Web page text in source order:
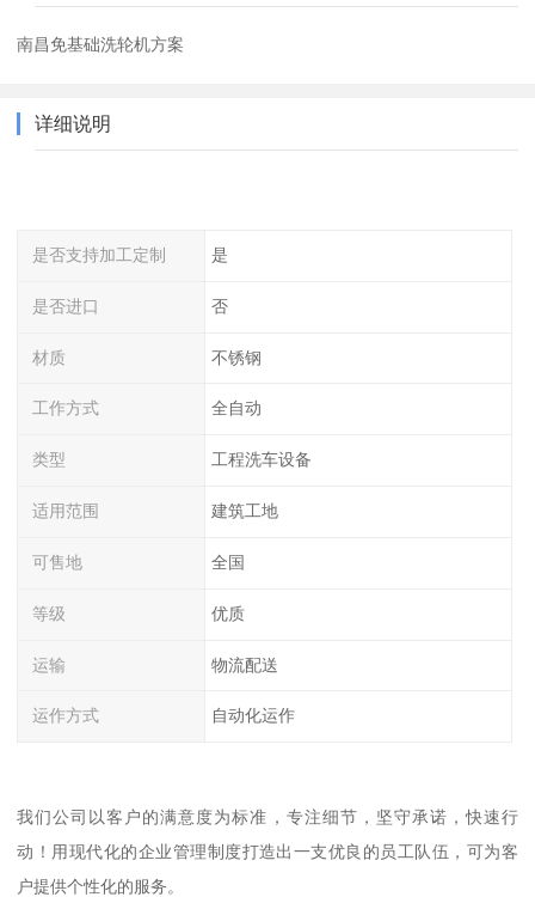
南昌免基础洗轮机方案
详细说明
是否支持加工定制 是
是否进口 否
材质 不锈钢
工作方式 全自动
类型 工程洗车设备
适用范围 建筑工地
可售地 全国
等级 优质
运输 物流配送
运作方式 自动化运作
我们公司以客户的满意度为标准，专注细节，坚守承诺，快速行
动！用现代化的企业管理制度打造出一支优良的员工队伍，可为客
户提供个性化的服务。